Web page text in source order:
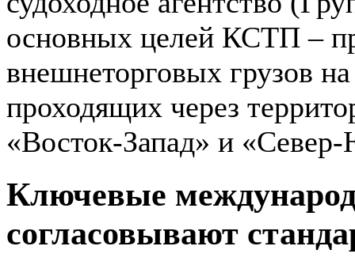
основных целей КСТП –
внешнеторговых грузов
проходящих через
«Восток-Запад» и
Ключевые
согласовывают